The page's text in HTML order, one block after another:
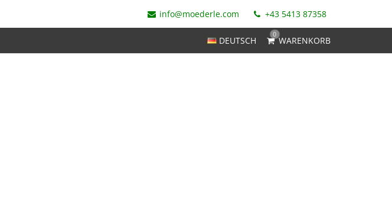
info@moederle.com +43 5413 87358
DEUTSCH
0
WARENKORB